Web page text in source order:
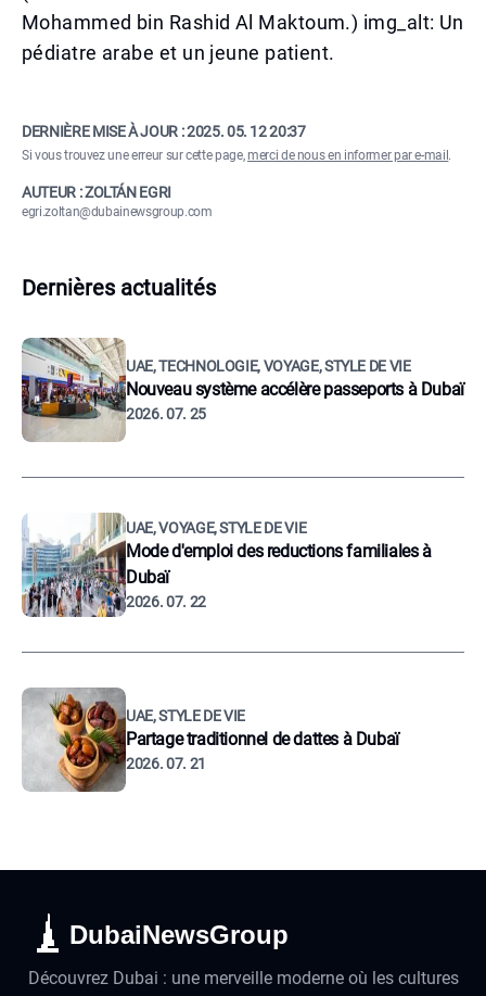
Mohammed bin Rashid Al Maktoum.) img_alt: Un
pédiatre arabe et un jeune patient.
DERNIÈRE MISE À JOUR :2025. 05. 12 20:37
Si vous trouvez une erreur sur cette page,merci de nous en informer par e-mail .
AUTEUR : ZOLTÁN EGRI
egri.zoltan@dubainewsgroup.com
Dernières actualités
UAE, TECHNOLOGIE, VOYAGE, STYLE DE VIE
Nouveau système accélère passeports à Dubaï
2026. 07. 25
UAE, VOYAGE, STYLE DE VIE
Mode d'emploi des reductions familiales à
Dubaï
2026. 07. 22
UAE, STYLE DE VIE
Partage traditionnel de dattes à Dubaï
2026. 07. 21
DubaiNewsGroup
Découvrez Dubai : une merveille moderne où les cultures